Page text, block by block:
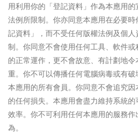
用利用你的「登記資料」作為本應用
法例所限制。你亦同意本應用在必要
記資料」，而不受任何版權法例及個
制。你同意不會使用任何工具、軟件
的正常運作，更不會故意、有計劃地令
重。你不可以傳播任何電腦病毒或有
本應用的所有會員。你同意不會追究
的任何損失。本應用會盡力維持系統
效率。你不可利用任何本應用的服務
為。